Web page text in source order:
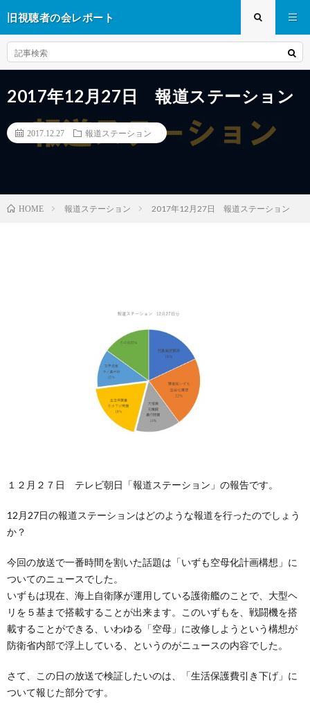
旧視聴者の会レポート
2017年12月27日 報道ステーション
2017.12.27 報道ステーション
HOME 報道ステーション 2017年12月27日 報道ステーション
１２月２７日 テレビ朝日「報道ステーション」の報告です。
12月27日の報道ステーションはどのような報道を行ったのでしょう
か？
今回の放送で一番時間を割いた話題は「いずも空母化計画構想」に
ついてのニュースでした。
いずもは現在、海上自衛隊が運用している護衛艦のことで、大型ヘ
リを５基まで搭載することが出来ます。このいずもを、戦闘機を搭
載することができる、いわゆる「空母」に改修しようという構想が
防衛省内部で浮上している、というのがニュースの内容でした。
さて、この日の放送で検証したいのは、「生活保護費引き下げ」に
ついて報じた部分です。